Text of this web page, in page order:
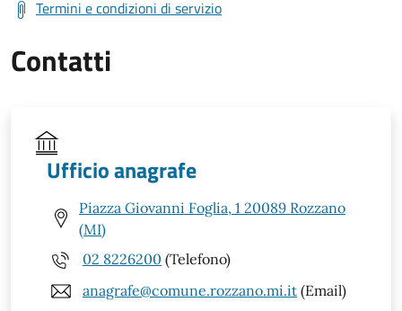
Termini e condizioni di servizio
Contatti
Ufficio anagrafe
Piazza Giovanni Foglia, 1 20089 Rozzano
(MI)
02 8226200 (Telefono)
anagrafe@comune.rozzano.mi.it (Email)